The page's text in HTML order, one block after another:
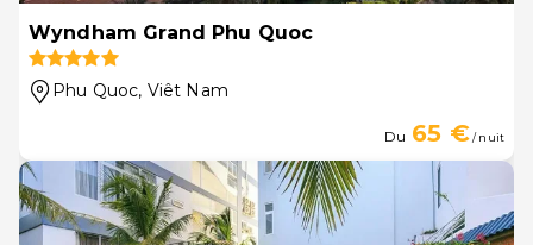
Wyndham Grand Phu Quoc
Phu Quoc, Viêt Nam
Du 65 €/ nuit